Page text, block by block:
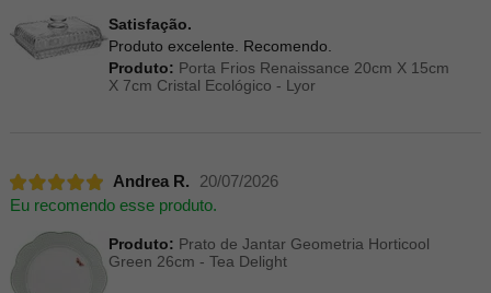
Satisfação.
Produto excelente. Recomendo.
Produto: Porta Frios Renaissance 20cm X 15cm
X 7cm Cristal Ecológico - Lyor
Andrea R.
20/07/2026
Eu recomendo esse produto.
Produto: Prato de Jantar Geometria Horticool
Green 26cm - Tea Delight